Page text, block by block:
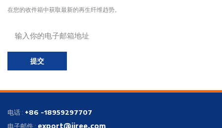
在您的收件箱中获取最新的再生纤维趋势。
提交
电话 : +86 -18959297707
电子邮件 : export@jiree.com